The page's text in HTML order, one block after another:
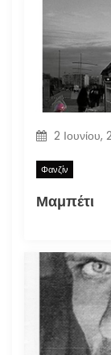
2 Ιουνίου,
Φανζίν
Μαμπέτι